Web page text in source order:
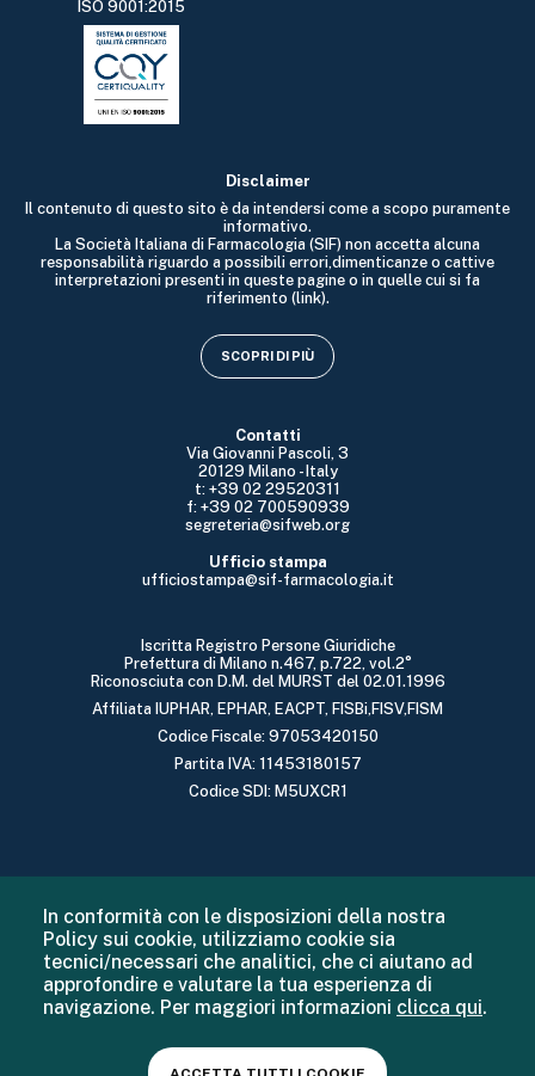
ISO 9001:2015
Contatti
Via Giovanni Pascoli, 3
20129 Milano - Italy
t: +39 02 29520311
f: +39 02 700590939
segreteria@sifweb.org
Ufficio stampa
ufficiostampa@sif-farmacologia.it
Iscritta Registro Persone Giuridiche
Prefettura di Milano n.467, p.722, vol.2°
Riconosciuta con D.M. del MURST del 02.01.1996
Affiliata IUPHAR, EPHAR, EACPT, FISBi,FISV,FISM
Codice Fiscale: 97053420150
Partita IVA: 11453180157
Codice SDI: M5UXCR1
Disclaimer
Il contenuto di questo sito è da intendersi come a scopo puramente
informativo.
La Società Italiana di Farmacologia (SIF) non accetta alcuna
responsabilità riguardo a possibili errori,dimenticanze o cattive
interpretazioni presenti in queste pagine o in quelle cui si fa
riferimento (link).
SCOPRI DI PIÙ
In conformità con le disposizioni della nostra
Policy sui cookie, utilizziamo cookie sia
tecnici/necessari che analitici, che ci aiutano ad
approfondire e valutare la tua esperienza di
navigazione. Per maggiori informazioni clicca qui.